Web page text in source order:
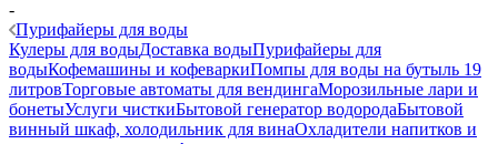
-
Пурифайеры для воды
Кулеры для водыДоставка водыПурифайеры для
водыКофемашины и кофеваркиПомпы для воды на бутыль 19
литровТорговые автоматы для вендингаМорозильные лари и
бонетыУслуги чисткиБытовой генератор водородаБытовой
винный шкаф, холодильник для винаОхладители напитков и